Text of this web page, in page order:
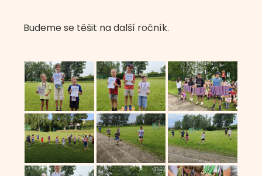
Budeme se těšit na další ročník.